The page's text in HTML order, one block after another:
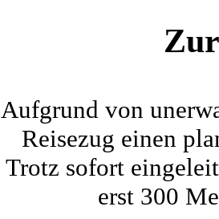
Aufgrund von
Reisezug einen
Trotz sofort
erst 300